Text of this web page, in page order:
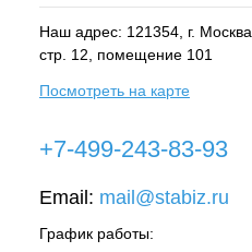
Наш адрес: 121354, г. Москва
стр. 12, помещение 101
Посмотреть на карте
+7-499-243-83-93
Email: mail@stabiz.ru
График работы: